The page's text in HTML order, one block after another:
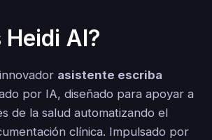
Heidi AI?
asistente escriba
por IA, diseñado para apoyar a
de la salud automatizando el
clínica. Impulsado por